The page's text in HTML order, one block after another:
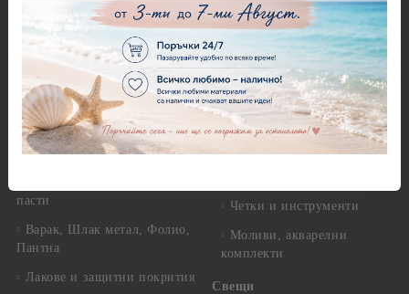
Фина оризова декупажна
хартия Stamperia - 21 х
29.см. - 28гр.
Декупажна хартия - Други
Антични пасти
Вакс пасти
пасти
Варак, Шлак метал, Фолио,
Пантна
Лакове и защитни покрития
Перфоратори - Коледни и
Зимни
Рисуване
Грунд и почистващи
разтвори
Четки и инструменти
Моливи, акварелни
комплекти
Свещи